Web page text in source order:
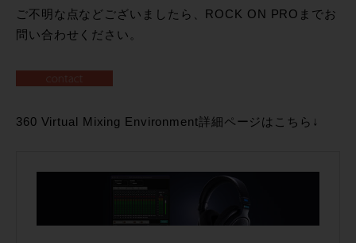
ご不明な点などございましたら、ROCK ON PROまでお
問い合わせください。
360 Virtual Mixing Environment詳細ページはこちら↓